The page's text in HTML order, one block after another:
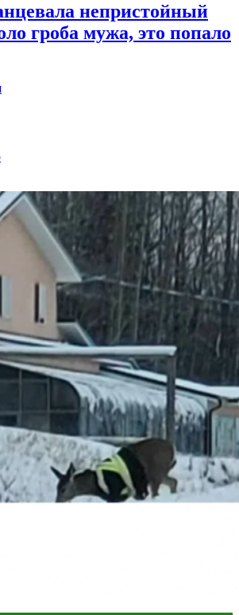
непристойный
гроба мужа, это попало